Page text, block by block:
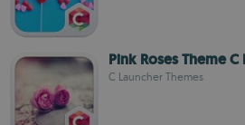
Pink Roses Theme C
C Launcher Themes